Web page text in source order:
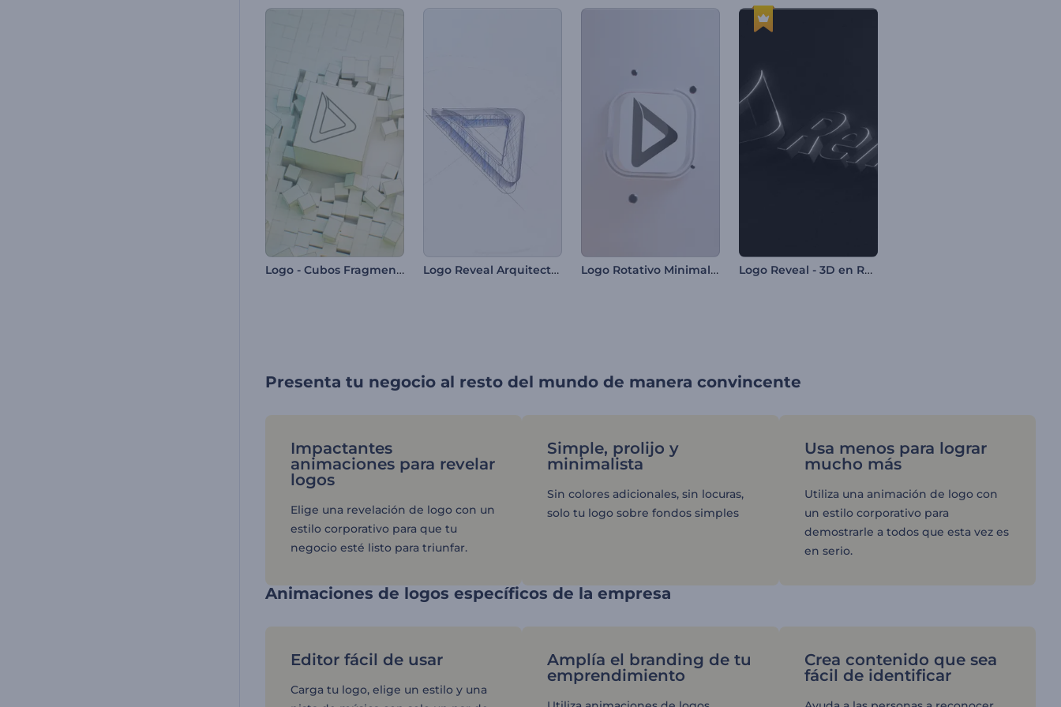
Logo - Cubos Fragmentados Logo Reveal Arquitectónico Logo Rotativo Minimalista Logo Reveal - 3D en Relieve
Presenta tu negocio al resto del mundo de manera convincente
Impactantes
animaciones para revelar
logos
Elige una revelación de logo con un
estilo corporativo para que tu
negocio esté listo para triunfar.
Simple, prolijo y
minimalista
Sin colores adicionales, sin locuras,
solo tu logo sobre fondos simples
Usa menos para lograr
mucho más
Utiliza una animación de logo con
un estilo corporativo para
demostrarle a todos que esta vez es
en serio.
Animaciones de logos específicos de la empresa
Editor fácil de usar
Carga tu logo, elige un estilo y una
Amplía el branding de tu
emprendimiento
Crea contenido que sea
fácil de identificar